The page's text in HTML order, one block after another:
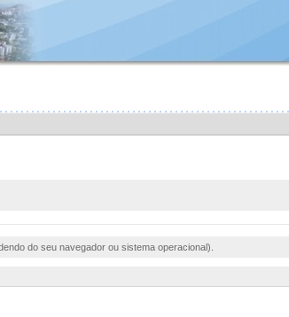
do seu navegador ou sistema operacional).